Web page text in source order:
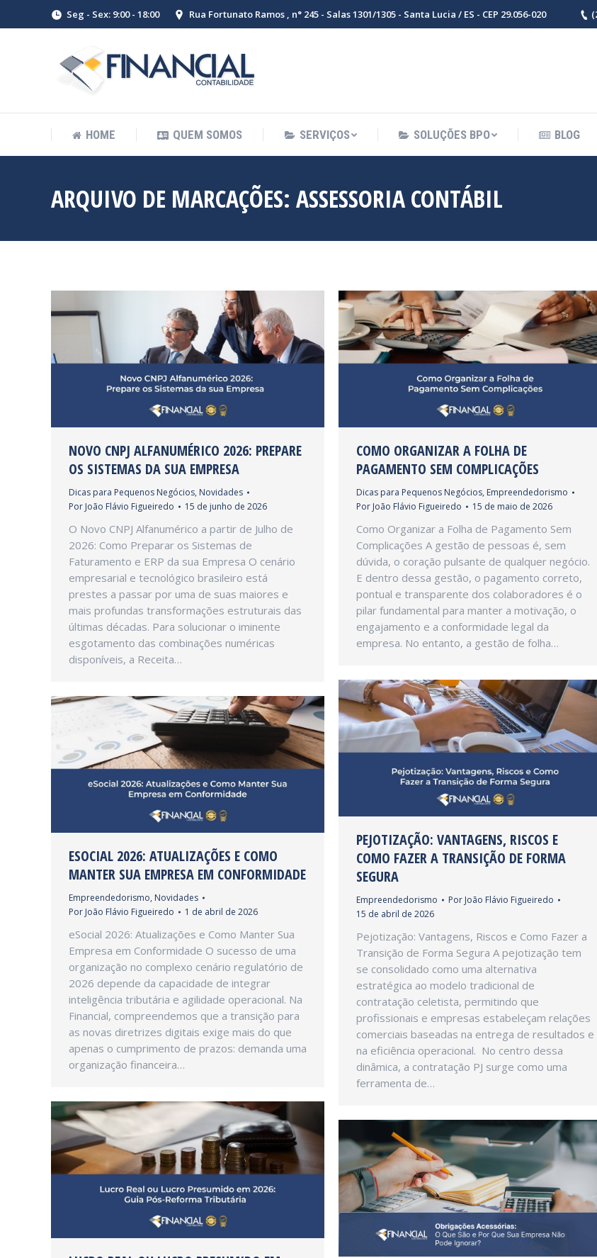
Seg - Sex: 9:00 - 18:00 Rua Fortunato Ramos , n° 245 - Salas 1301/1305 - Santa Lucia / ES - CEP 29.056-020
HOME QUEM SOMOS SERVIÇOS SOLUÇÕES BPO BLOG
ARQUIVO DE MARCAÇÕES: ASSESSORIA CONTÁBIL
NOVO CNPJ ALFANUMÉRICO 2026: PREPARE
OS SISTEMAS DA SUA EMPRESA
Dicas para Pequenos Negócios, Novidades
Por João Flávio Figueiredo 15 de junho de 2026
O Novo CNPJ Alfanumérico a partir de Julho de
2026: Como Preparar os Sistemas de
Faturamento e ERP da sua Empresa O cenário
empresarial e tecnológico brasileiro está
prestes a passar por uma de suas maiores e
mais profundas transformações estruturais das
últimas décadas. Para solucionar o iminente
esgotamento das combinações numéricas
disponíveis, a Receita…
COMO ORGANIZAR A FOLHA DE
PAGAMENTO SEM COMPLICAÇÕES
Dicas para Pequenos Negócios, Empreendedorismo
Por João Flávio Figueiredo 15 de maio de 2026
Como Organizar a Folha de Pagamento Sem
Complicações A gestão de pessoas é, sem
dúvida, o coração pulsante de qualquer negócio.
E dentro dessa gestão, o pagamento correto,
pontual e transparente dos colaboradores é o
pilar fundamental para manter a motivação, o
engajamento e a conformidade legal da
empresa. No entanto, a gestão de folha…
PEJOTIZAÇÃO: VANTAGENS, RISCOS E
COMO FAZER A TRANSIÇÃO DE FORMA
SEGURA
Empreendedorismo Por João Flávio Figueiredo
15 de abril de 2026
Pejotização: Vantagens, Riscos e Como Fazer a
Transição de Forma Segura A pejotização tem
se consolidado como uma alternativa
estratégica ao modelo tradicional de
contratação celetista, permitindo que
profissionais e empresas estabeleçam relações
comerciais baseadas na entrega de resultados e
na eficiência operacional. No centro dessa
dinâmica, a contratação PJ surge como uma
ferramenta de…
ESOCIAL 2026: ATUALIZAÇÕES E COMO
MANTER SUA EMPRESA EM CONFORMIDADE
Empreendedorismo, Novidades
Por João Flávio Figueiredo 1 de abril de 2026
eSocial 2026: Atualizações e Como Manter Sua
Empresa em Conformidade O sucesso de uma
organização no complexo cenário regulatório de
2026 depende da capacidade de integrar
inteligência tributária e agilidade operacional. Na
Financial, compreendemos que a transição para
as novas diretrizes digitais exige mais do que
apenas o cumprimento de prazos: demanda uma
organização financeira…